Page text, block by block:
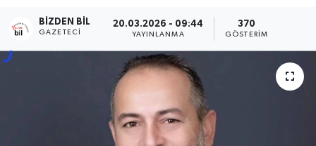
BIZDEN BIL
GAZETECI
20.03.2026 - 09:44
YAYINLANMA
370
GÖSTERIM
Haber Arşivi